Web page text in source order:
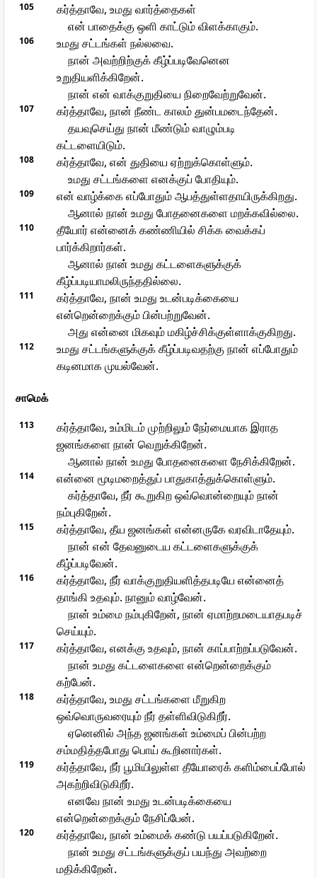
105
கர்த்தாவே, உமது வார்த்தைகள்
என் பாதைக்கு ஒளி காட்டும் விளக்காகும்.
106
உமது சட்டங்கள் நல்லவை.
நான் அவற்றிற்குக் கீழ்ப்படிவேனென
உறுதியளிக்கிறேன்.
நான் என் வாக்குறுதியை நிறைவேற்றுவேன்.
107
கர்த்தாவே, நான் நீண்ட காலம் துன்பமடைந்தேன்.
தயவுசெய்து நான் மீண்டும் வாழும்படி
கட்டளையிடும்.
108
கர்த்தாவே, என் துதியை ஏற்றுக்கொள்ளும்.
உமது சட்டங்களை எனக்குப் போதியும்.
109
என் வாழ்க்கை எப்போதும் ஆபத்துள்ளதாயிருக்கிறது.
ஆனால் நான் உமது போதனைகளை மறக்கவில்லை.
110
தீயோர் என்னைக் கண்ணியில் சிக்க வைக்கப்
பார்க்கிறார்கள்.
ஆனால் நான் உமது கட்டளைகளுக்குக்
கீழ்ப்படியாமலிருந்ததில்லை.
111
கர்த்தாவே, நான் உமது உடன்படிக்கையை
என்றென்றைக்கும் பின்பற்றுவேன்.
அது என்னை மிகவும் மகிழ்ச்சிக்குள்ளாக்குகிறது.
112
உமது சட்டங்களுக்குக் கீழ்ப்படிவதற்கு நான் எப்போதும்
கடினமாக முயல்வேன்.
சாமெக்
113
கர்த்தாவே, உம்மிடம் முற்றிலும் நேர்மையாக இராத
ஜனங்களை நான் வெறுக்கிறேன்.
ஆனால் நான் உமது போதனைகளை நேசிக்கிறேன்.
114
என்னை மூடிமறைத்துப் பாதுகாத்துக்கொள்ளும்.
கர்த்தாவே, நீர் கூறுகிற ஒவ்வொன்றையும் நான்
நம்புகிறேன்.
115
கர்த்தாவே, தீய ஜனங்கள் என்னருகே வரவிடாதேயும்.
நான் என் தேவனுடைய கட்டளைகளுக்குக்
கீழ்ப்படிவேன்.
116
கர்த்தாவே, நீர் வாக்குறுதியளித்தபடியே என்னைத்
தாங்கி உதவும். நானும் வாழ்வேன்.
நான் உம்மை நம்புகிறேன், நான் ஏமாற்றமடையாதபடிச்
செய்யும்.
117
கர்த்தாவே, எனக்கு உதவும், நான் காப்பாற்றப்படுவேன்.
நான் உமது கட்டளைகளை என்றென்றைக்கும்
கற்பேன்.
118
கர்த்தாவே, உமது சட்டங்களை மீறுகிற
ஒவ்வொருவரையும் நீர் தள்ளிவிடுகிறீர்.
ஏனெனில் அந்த ஜனங்கள் உம்மைப் பின்பற்ற
சம்மதித்தபோது பொய் கூறினார்கள்.
119
கர்த்தாவே, நீர் பூமியிலுள்ள தீயோரைக் களிம்பைப்போல்
அகற்றிவிடுகிறீர்.
எனவே நான் உமது உடன்படிக்கையை
என்றென்றைக்கும் நேசிப்பேன்.
120
கர்த்தாவே, நான் உம்மைக் கண்டு பயப்படுகிறேன்.
நான் உமது சட்டங்களுக்குப் பயந்து அவற்றை
மதிக்கிறேன்.